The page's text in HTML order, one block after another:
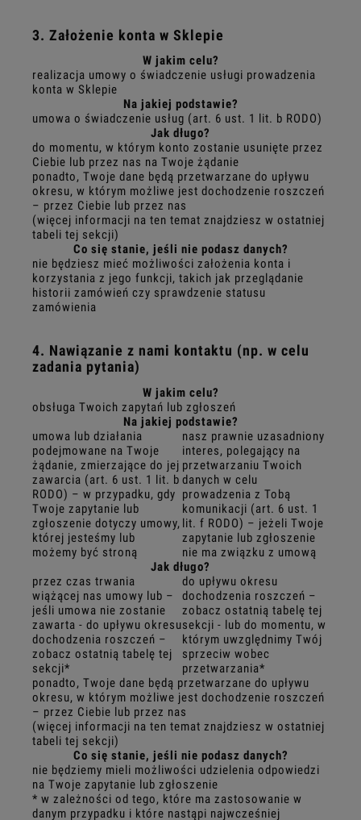
3. Założenie konta w Sklepie
W jakim celu?
realizacja umowy o świadczenie usługi prowadzenia
konta w Sklepie
Na jakiej podstawie?
umowa o świadczenie usług (art. 6 ust. 1 lit. b RODO)
Jak długo?
do momentu, w którym konto zostanie usunięte przez
Ciebie lub przez nas na Twoje żądanie
ponadto, Twoje dane będą przetwarzane do upływu
okresu, w którym możliwe jest dochodzenie roszczeń
– przez Ciebie lub przez nas
(więcej informacji na ten temat znajdziesz w ostatniej
tabeli tej sekcji)
Co się stanie, jeśli nie podasz danych?
nie będziesz mieć możliwości założenia konta i
korzystania z jego funkcji, takich jak przeglądanie
historii zamówień czy sprawdzenie statusu
zamówienia
4. Nawiązanie z nami kontaktu (np. w celu
zadania pytania)
W jakim celu?
obsługa Twoich zapytań lub zgłoszeń
Na jakiej podstawie?
umowa lub działania
podejmowane na Twoje
żądanie, zmierzające do jej
zawarcia (art. 6 ust. 1 lit. b
RODO) – w przypadku, gdy
Twoje zapytanie lub
zgłoszenie dotyczy umowy,
której jesteśmy lub
możemy być stroną
nasz prawnie uzasadniony
interes, polegający na
przetwarzaniu Twoich
danych w celu
prowadzenia z Tobą
komunikacji (art. 6 ust. 1
lit. f RODO) – jeżeli Twoje
zapytanie lub zgłoszenie
nie ma związku z umową
Jak długo?
przez czas trwania
wiążącej nas umowy lub –
jeśli umowa nie zostanie
zawarta - do upływu okresu
dochodzenia roszczeń –
zobacz ostatnią tabelę tej
sekcji*
do upływu okresu
dochodzenia roszczeń –
zobacz ostatnią tabelę tej
sekcji - lub do momentu, w
którym uwzględnimy Twój
sprzeciw wobec
przetwarzania*
ponadto, Twoje dane będą przetwarzane do upływu
okresu, w którym możliwe jest dochodzenie roszczeń
– przez Ciebie lub przez nas
(więcej informacji na ten temat znajdziesz w ostatniej
tabeli tej sekcji)
Co się stanie, jeśli nie podasz danych?
nie będziemy mieli możliwości udzielenia odpowiedzi
na Twoje zapytanie lub zgłoszenie
* w zależności od tego, które ma zastosowanie w
danym przypadku i które nastąpi najwcześniej